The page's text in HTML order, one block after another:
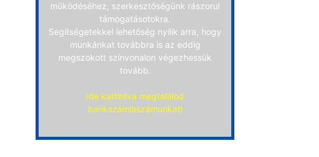
működéséhez, szerkesztőségünk rászorul
támogatásotokra.
Segítségetekkel lehetőség nyílik arra, hogy
munkánkat továbbra is az eddig
megszokott színvonalon végezhessük
tovább.
Ide kattintva megtalálod
bankszámlaszámunkat!